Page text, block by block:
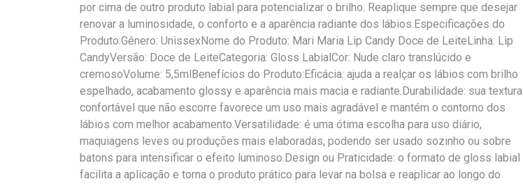
por cima de outro produto labial para potencializar o brilho. Reaplique sempre que desejar
renovar a luminosidade, o conforto e a aparência radiante dos lábios.Especificações do
Produto:Gênero: UnissexNome do Produto: Mari Maria Lip Candy Doce de LeiteLinha: Lip
CandyVersão: Doce de LeiteCategoria: Gloss LabialCor: Nude claro translúcido e
cremosoVolume: 5,5mlBenefícios do Produto:Eficácia: ajuda a realçar os lábios com brilho
espelhado, acabamento glossy e aparência mais macia e radiante.Durabilidade: sua textura
confortável que não escorre favorece um uso mais agradável e mantém o contorno dos
lábios com melhor acabamento.Versatilidade: é uma ótima escolha para uso diário,
maquiagens leves ou produções mais elaboradas, podendo ser usado sozinho ou sobre
batons para intensificar o efeito luminoso.Design ou Praticidade: o formato de gloss labial
facilita a aplicação e torna o produto prático para levar na bolsa e reaplicar ao longo do